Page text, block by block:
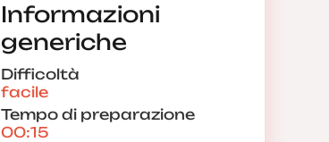
Informazioni
generiche
Difficoltà
facile
Tempo di preparazione
00:15